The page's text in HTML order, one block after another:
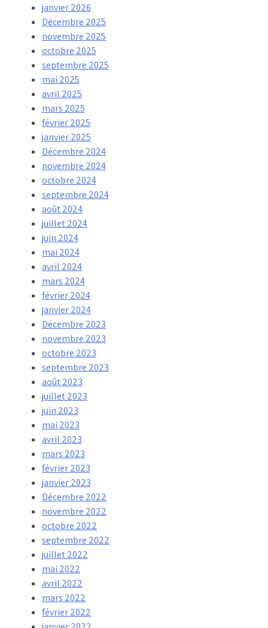
janvier 2026
Décembre 2025
novembre 2025
octobre 2025
septembre 2025
mai 2025
avril 2025
mars 2025
février 2025
janvier 2025
Décembre 2024
novembre 2024
octobre 2024
septembre 2024
août 2024
juillet 2024
juin 2024
mai 2024
avril 2024
mars 2024
février 2024
janvier 2024
Décembre 2023
novembre 2023
octobre 2023
septembre 2023
août 2023
juillet 2023
juin 2023
mai 2023
avril 2023
mars 2023
février 2023
janvier 2023
Décembre 2022
novembre 2022
octobre 2022
septembre 2022
juillet 2022
mai 2022
avril 2022
mars 2022
février 2022